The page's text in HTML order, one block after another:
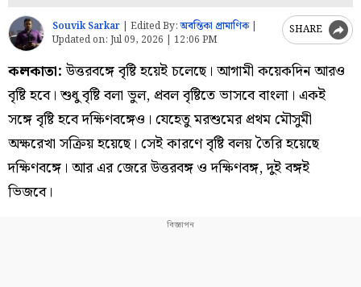
Souvik Sarkar Edited By:অবন্তিকা প্রামাণিক|
Updated on: Jul 09, 2026 | 12:06 PM
SHARE
কলকাতা:উত্তরবঙ্গে বৃষ্টি হয়েই চলেছে। আগামী কয়েকদিন আরও
বৃষ্টি হবে। শুধু বৃষ্টি বলা ভুল, প্রবল বৃষ্টিতে ভাসবে বাংলা। একই
সঙ্গে বৃষ্টি হবে দক্ষিণবঙ্গেও। যেহেতু মরশুমের প্রথম মৌসুমী
অক্ষরেখা সক্রিয় হয়েছে। সেই কারণে বৃষ্টি বলয় তৈরি হয়েছে
দক্ষিণবঙ্গে। আর এর জেরে উত্তরবঙ্গ ও দক্ষিণবঙ্গ, দুই বঙ্গই
ভিজবে।